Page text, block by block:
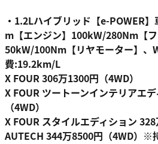
・1.2Lハイブリッド【e-POWER
m【エンジン】100kW/280Nm【フ
50kW/100Nm【リヤモーター】、
費:19.2km/L
X FOUR 306万1300円（4WD）
X FOUR ツートーンインテリアエ
（4WD）
X FOUR スタイルエディション 328
AUTECH 344万8500円（4WD）※